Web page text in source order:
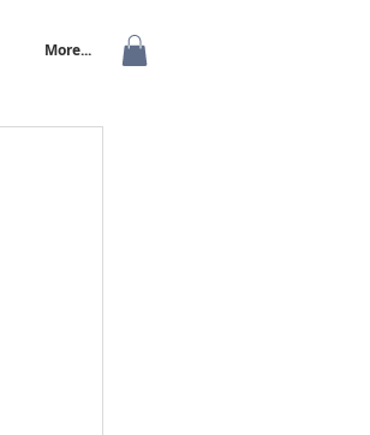
More...